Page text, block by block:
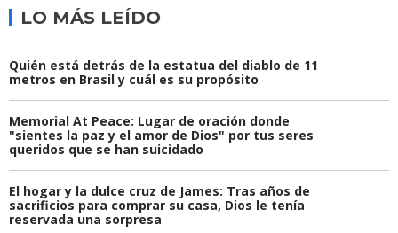
LO MÁS LEÍDO
Quién está detrás de la estatua del diablo de 11
metros en Brasil y cuál es su propósito
Memorial At Peace: Lugar de oración donde
"sientes la paz y el amor de Dios" por tus seres
queridos que se han suicidado
El hogar y la dulce cruz de James: Tras años de
sacrificios para comprar su casa, Dios le tenía
reservada una sorpresa